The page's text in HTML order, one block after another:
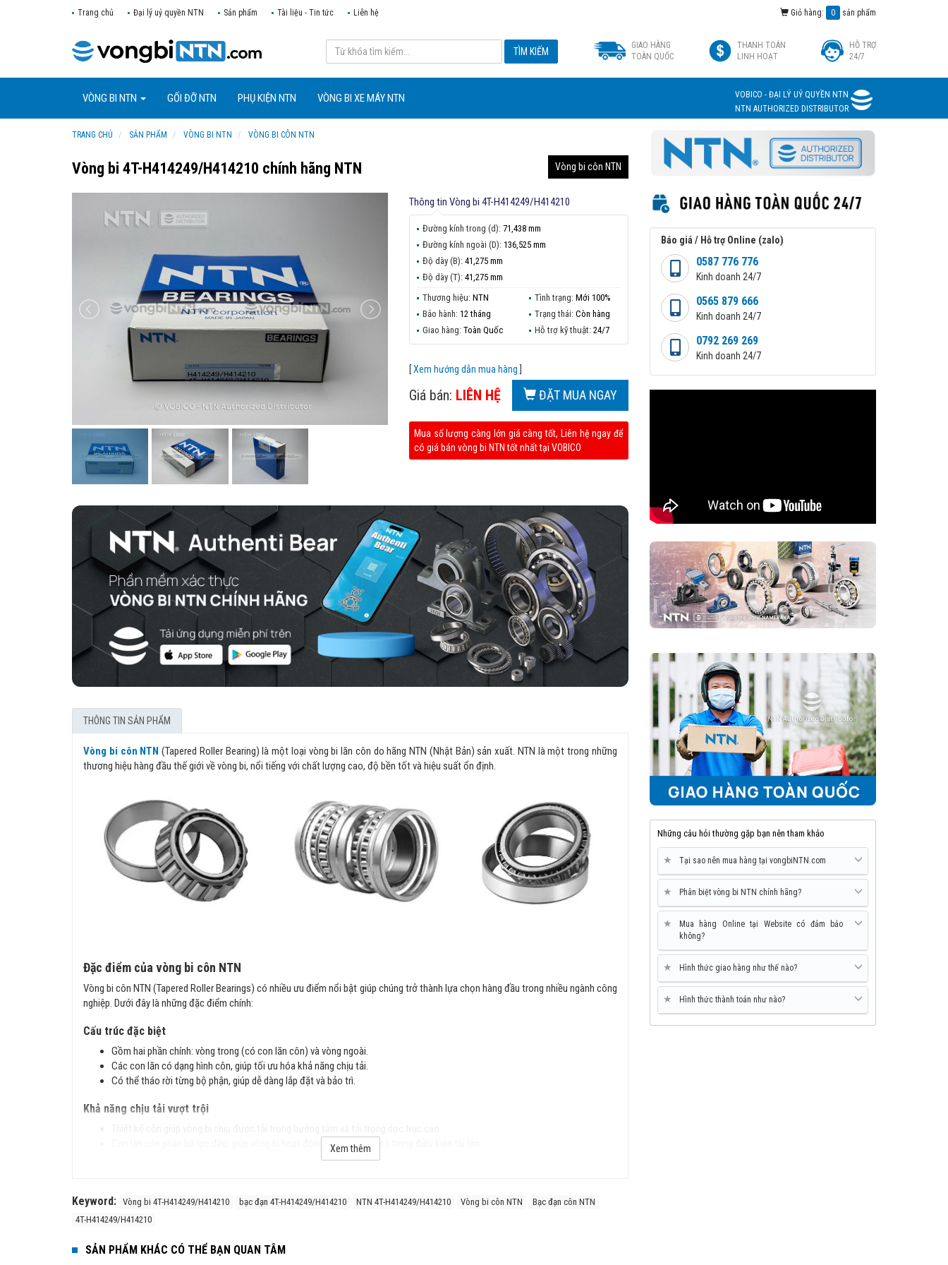
Trang chủ Đại lý uỷ quyền NTN Sản phẩm Tài liệu - Tin tức Liên hệ Giỏ hàng: 0 sản phẩm
GIAO HÀNG
TOÀN QUỐC
THANH TOÁN
LINH HOẠT
HỖ TRỢ
24/7
VÒNG BI NTN GỐI ĐỠ NTN PHỤ KIỆN NTN VÒNG BI XE MÁY NTN
VOBICO - ĐẠI LÝ UỶ QUYỀN NTN
NTN AUTHORIZED DISTRIBUTOR
TRANG CHỦ SẢN PHẨM VÒNG BI NTN VÒNG BI CÔN NTN
Vòng bi 4T-H414249/H414210 chính hãng NTN Vòng bi côn NTN
Thông tin Vòng bi 4T-H414249/H414210
Đường kính trong (d): 71,438 mm
Đường kính ngoài (D): 136,525 mm
Độ dày (B): 41,275 mm
Độ dày (T): 41,275 mm
Thương hiệu: NTN Tình trạng:Mới 100%
Bảo hành: 12 tháng Trạng thái:Còn hàng
Giao hàng: Toàn Quốc Hỗ trợ kỹ thuật:24/7
[Xem hướng dẫn mua hàng
Giá bán: LIÊN HỆ ĐẶT MUA NGAY
Mua số lượng càng lớn giá càng tốt, Liên hệ ngay để
có giá bán vòng bi NTN tốt nhất tại VOBICO
THÔNG TIN SẢN PHẨM
Vòng bi côn NTN (Tapered Roller Bearing) là một loại vòng bi lăn côn do hãng NTN (Nhật Bản) sản xuất. NTN là một trong những
thương hiệu hàng đầu thế giới về vòng bi, nổi tiếng với chất lượng cao, độ bền tốt và hiệu suất ổn định.
Đặc điểm của vòng bi côn NTN
Vòng bi côn NTN (Tapered Roller Bearings) có nhiều ưu điểm nổi bật giúp chúng trở thành lựa chọn hàng đầu trong nhiều ngành công
nghiệp. Dưới đây là những đặc điểm chính:
Cấu trúc đặc biệt
Gồm hai phần chính: vòng trong (có con lăn côn) và vòng ngoài.
Các con lăn có dạng hình côn, giúp tối ưu hóa khả năng chịu tải.
Có thể tháo rời từng bộ phận, giúp dễ dàng lắp đặt và bảo trì.
Khả năng chịu tải vượt trội
Con lăn côn phân bổ lực đều, giúp vòng bi hoạt động ổn định ngay cả trong điều kiện tải lớn.
Vật liệu chất lượng cao giúp vòng bi có độ cứng lớn, chống mài mòn tốt và kéo dài tuổi thọ.
Vòng bi côn NTN được sử dụng trong nhiều lĩnh vực như:
Xem thêm
Keyword: Vòng bi 4T-H414249/H414210 bạc đạn 4T-H414249/H414210 NTN 4T-H414249/H414210 Vòng bi côn NTN
Bạc đạn côn NTN
4T-H414249/H414210
SẢN PHẨM KHÁC CÓ THỂ BẠN QUAN TÂM
Báo giá / Hỗ trợ Online (zalo)
0587 776 776
Kinh doanh 24/7
0565 879 666
Kinh doanh 24/7
0792 269 269
Kinh doanh 24/7
Những câu hỏi thường gặp bạn nên tham khảo
★ Tại sao nên mua hàng tại vongbiNTN.com
★ Phân biệt vòng bi NTN chính hãng?
★
Mua hàng Online tại Website có đảm bảo
không?
★ Hình thức giao hàng như thế nào?
★ Hình thức thành toán như nào?